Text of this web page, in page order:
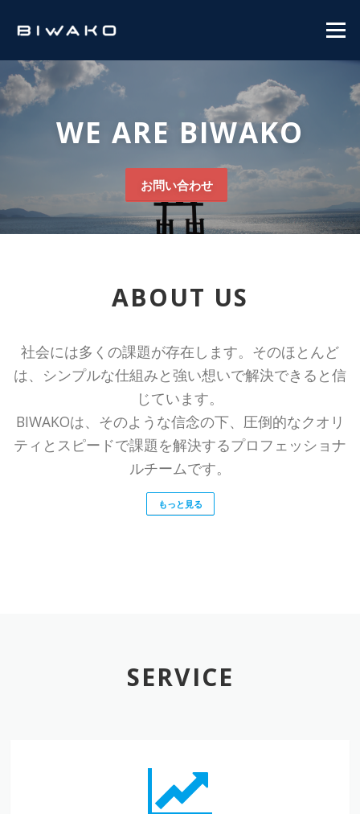
メニュ
WE ARE BIWAKO
お問い合わせ
ABOUT US
社会には多くの課題が存在します。そのほとんど
は、シンプルな仕組みと強い想いで解決できると信
じています。
BIWAKOは、そのような信念の下、圧倒的なクオリ
ティとスピードで課題を解決するプロフェッショナ
ルチームです。
もっと見る
SERVICE
事業開発コンサルティング